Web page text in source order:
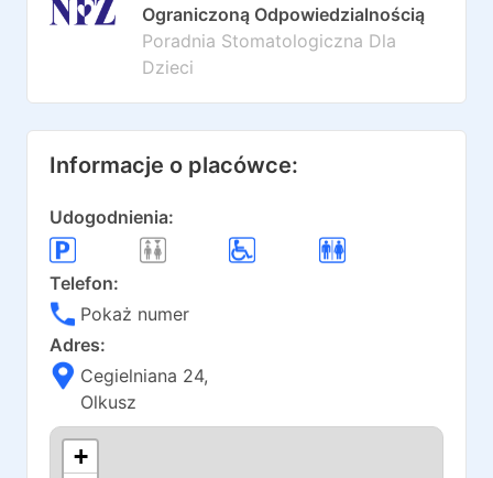
Ograniczoną Odpowiedzialnością
Poradnia Stomatologiczna Dla
Dzieci
Informacje o placówce:
Udogodnienia:
Telefon:
Pokaż numer
Adres:
Cegielniana 24,
Olkusz
+